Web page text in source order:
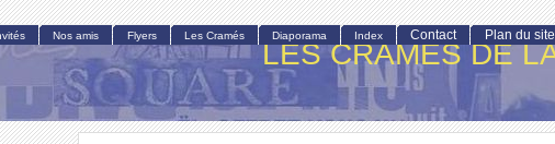
LES CRAMÉS DE
Nos amis Flyers Les Cramés Diaporama Index Contact Plan du site